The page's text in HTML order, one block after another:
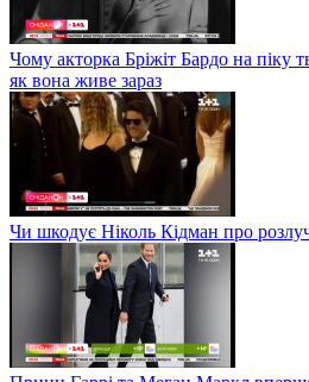
Чому акторка Бріжіт Бардо на піку
як вона живе зараз
Чи шкодує Ніколь Кідман про